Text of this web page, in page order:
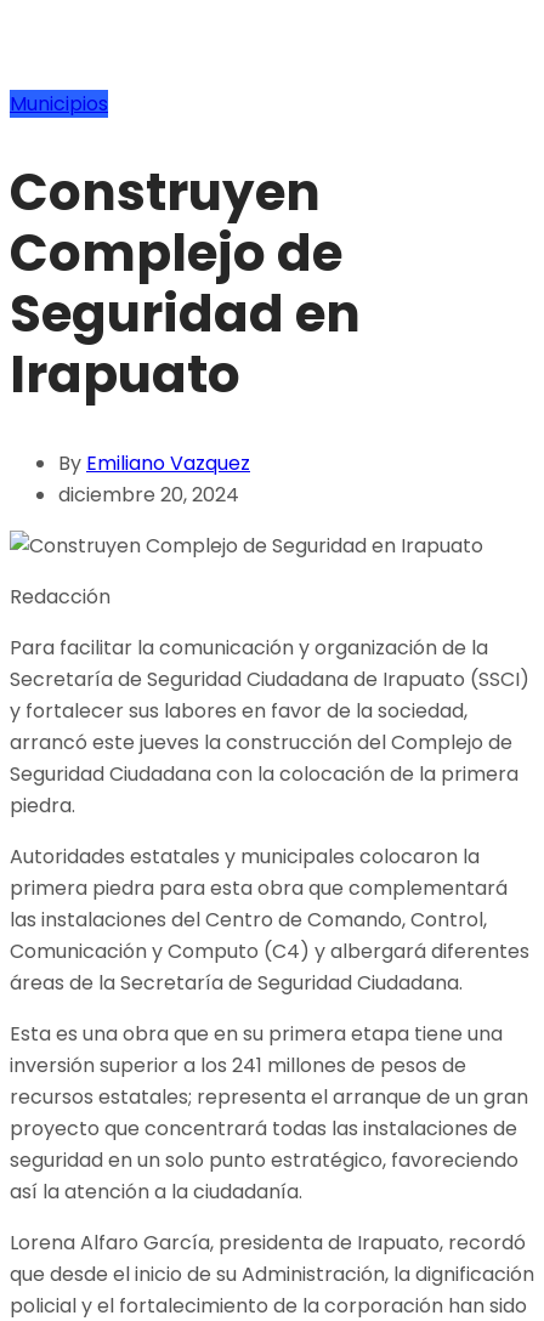
Municipios
Construyen
Complejo de
Seguridad en
Irapuato
By Emiliano Vazquez
diciembre 20, 2024
Redacción
Para facilitar la comunicación y organización de la
Secretaría de Seguridad Ciudadana de Irapuato (SSCI)
y fortalecer sus labores en favor de la sociedad,
arrancó este jueves la construcción del Complejo de
Seguridad Ciudadana con la colocación de la primera
piedra.
Autoridades estatales y municipales colocaron la
primera piedra para esta obra que complementará
las instalaciones del Centro de Comando, Control,
Comunicación y Computo (C4) y albergará diferentes
áreas de la Secretaría de Seguridad Ciudadana.
Esta es una obra que en su primera etapa tiene una
inversión superior a los 241 millones de pesos de
recursos estatales; representa el arranque de un gran
proyecto que concentrará todas las instalaciones de
seguridad en un solo punto estratégico, favoreciendo
así la atención a la ciudadanía.
Lorena Alfaro García, presidenta de Irapuato, recordó
que desde el inicio de su Administración, la dignificación
policial y el fortalecimiento de la corporación han sido